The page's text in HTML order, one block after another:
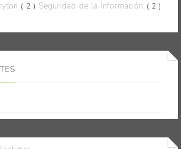
( 2 ) Seguridad de la Información ( 2 )